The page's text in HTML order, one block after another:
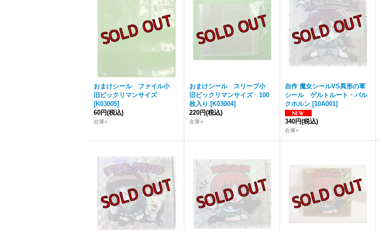
おまけシール ファイル小
旧ビックリマンサイズ
[K03005]
60円(税込)
在庫×
おまけシール スリーブ小
旧ビックリマンサイズ 100
枚入り [K03004]
220円(税込)
在庫×
自作 魔女シールVS異形の軍
シール ゲルトルート・バル
クホルン [10A001]
340円(税込)
在庫×